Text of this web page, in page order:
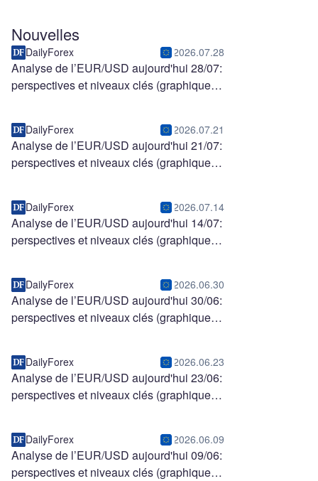
Nouvelles
DailyForex 2026.07.28
Analyse de l’EUR/USD aujourd'hui 28/07:
perspectives et niveaux clés (graphique)
DailyForex 2026.07.21
Analyse de l’EUR/USD aujourd'hui 21/07:
perspectives et niveaux clés (graphique)
DailyForex 2026.07.14
Analyse de l’EUR/USD aujourd'hui 14/07:
perspectives et niveaux clés (graphique)
DailyForex 2026.06.30
Analyse de l’EUR/USD aujourd'hui 30/06:
perspectives et niveaux clés (graphique)
DailyForex 2026.06.23
Analyse de l’EUR/USD aujourd'hui 23/06:
perspectives et niveaux clés (graphique)
DailyForex 2026.06.09
Analyse de l’EUR/USD aujourd'hui 09/06:
perspectives et niveaux clés (graphique)